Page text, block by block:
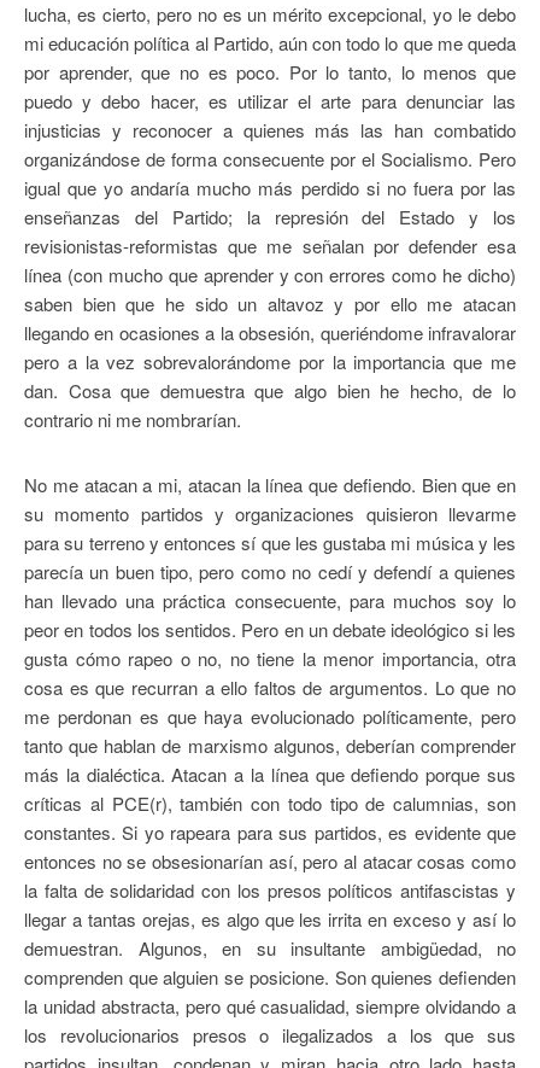
lucha, es cierto, pero no es un mérito excepcional, yo le debo
mi educación política al Partido, aún con todo lo que me queda
por aprender, que no es poco. Por lo tanto, lo menos que
puedo y debo hacer, es utilizar el arte para denunciar las
injusticias y reconocer a quienes más las han combatido
organizándose de forma consecuente por el Socialismo. Pero
igual que yo andaría mucho más perdido si no fuera por las
enseñanzas del Partido; la represión del Estado y los
revisionistas-reformistas que me señalan por defender esa
línea (con mucho que aprender y con errores como he dicho)
saben bien que he sido un altavoz y por ello me atacan
llegando en ocasiones a la obsesión, queriéndome infravalorar
pero a la vez sobrevalorándome por la importancia que me
dan. Cosa que demuestra que algo bien he hecho, de lo
contrario ni me nombrarían.
No me atacan a mi, atacan la línea que defiendo. Bien que en
su momento partidos y organizaciones quisieron llevarme
para su terreno y entonces sí que les gustaba mi música y les
parecía un buen tipo, pero como no cedí y defendí a quienes
han llevado una práctica consecuente, para muchos soy lo
peor en todos los sentidos. Pero en un debate ideológico si les
gusta cómo rapeo o no, no tiene la menor importancia, otra
cosa es que recurran a ello faltos de argumentos. Lo que no
me perdonan es que haya evolucionado políticamente, pero
tanto que hablan de marxismo algunos, deberían comprender
más la dialéctica. Atacan a la línea que defiendo porque sus
críticas al PCE(r), también con todo tipo de calumnias, son
constantes. Si yo rapeara para sus partidos, es evidente que
entonces no se obsesionarían así, pero al atacar cosas como
la falta de solidaridad con los presos políticos antifascistas y
llegar a tantas orejas, es algo que les irrita en exceso y así lo
demuestran. Algunos, en su insultante ambigüedad, no
comprenden que alguien se posicione. Son quienes defienden
la unidad abstracta, pero qué casualidad, siempre olvidando a
los revolucionarios presos o ilegalizados a los que sus